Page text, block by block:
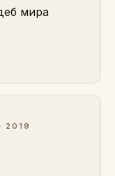
мира
2019